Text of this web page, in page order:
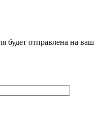
будет отправлена ​​на ваш